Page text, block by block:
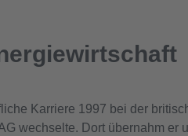
Karriere 1997 bei der
wechselte. Dort übernahm er